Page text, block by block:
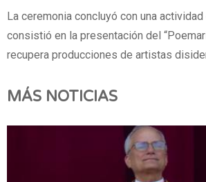
La ceremonia concluyó con una
consistió en la presentación del
recupera producciones de artistas
MÁS NOTICIAS